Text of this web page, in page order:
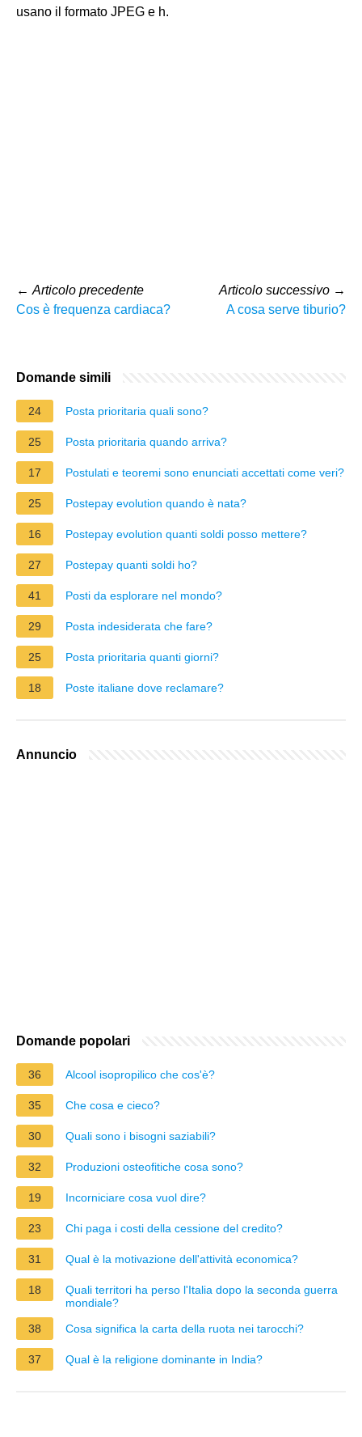
usano il formato JPEG e h.
← Articolo precedente
Cos è frequenza cardiaca?
Articolo successivo →
A cosa serve tiburio?
Domande simili
24 Posta prioritaria quali sono?
25 Posta prioritaria quando arriva?
17 Postulati e teoremi sono enunciati accettati come veri?
25 Postepay evolution quando è nata?
16 Postepay evolution quanti soldi posso mettere?
27 Postepay quanti soldi ho?
41 Posti da esplorare nel mondo?
29 Posta indesiderata che fare?
25 Posta prioritaria quanti giorni?
18 Poste italiane dove reclamare?
Annuncio
Domande popolari
36 Alcool isopropilico che cos'è?
35 Che cosa e cieco?
30 Quali sono i bisogni saziabili?
32 Produzioni osteofitiche cosa sono?
19 Incorniciare cosa vuol dire?
23 Chi paga i costi della cessione del credito?
31 Qual è la motivazione dell'attività economica?
18
Quali territori ha perso l'Italia dopo la seconda guerra
mondiale?
38
Cosa significa la carta della ruota nei tarocchi?
37 Qual è la religione dominante in India?